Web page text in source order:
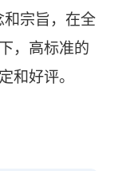
和宗旨，在全
，高标准的
和好评。